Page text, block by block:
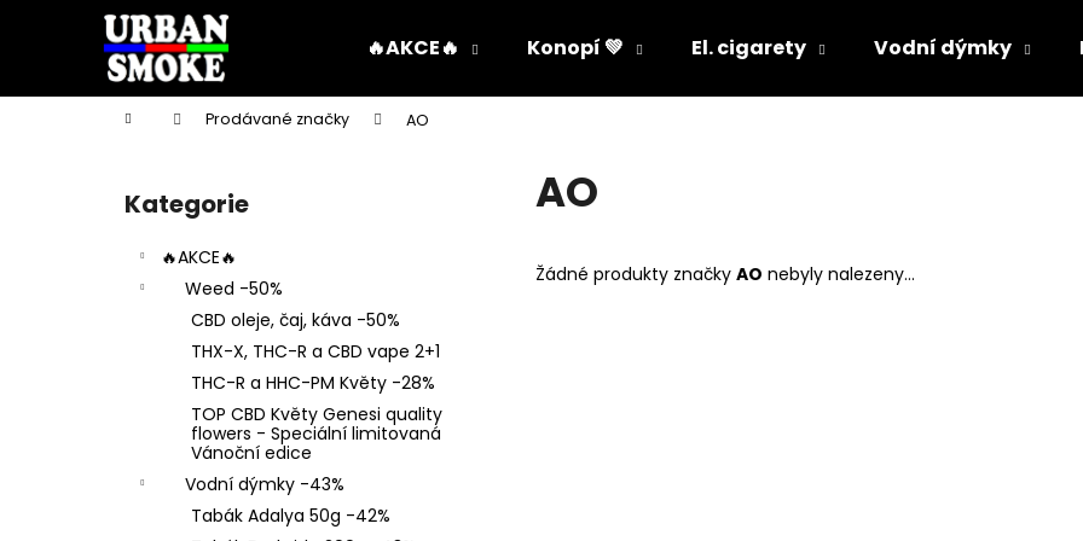
🔥AKCE🔥 Konopí 💚 El. cigarety Vodní dýmky
Domů Prodávané značky AO
Přeskočit
kategorie
Kategorie
🔥AKCE🔥
Weed -50%
CBD oleje, čaj, káva -50%
THX-X, THC-R a CBD vape 2+1
THC-R a HHC-PM Květy -28%
TOP CBD Květy Genesi quality
flowers - Speciální limitovaná
Vánoční edice
Vodní dýmky -43%
Tabák Adalya 50g -42%
AO
Žádné produkty značky AO nebyly nalezeny...
í
Zpět
do
Zpět
do